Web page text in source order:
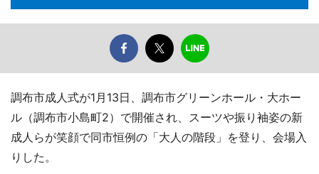
調布市成人式が1月13日、調布市グリーンホール・大ホー
ル（調布市小島町2）で開催され、スーツや振り袖姿の新
成人らが笑顔で同市恒例の「大人の階段」を登り、会場入
りした。